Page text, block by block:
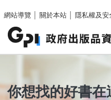
網站導覽
關於本站 隱私權及安
你想找的好書在